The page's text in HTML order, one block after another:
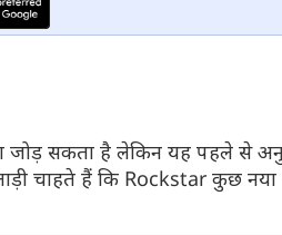
जोड़ सकता है लेकिन यह पहले से
चाहते हैं कि Rockstar कुछ